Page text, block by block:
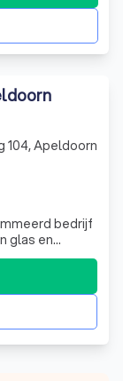
bedrijf
glas en
Kleiboer en
heeft
104, Apeldoorn